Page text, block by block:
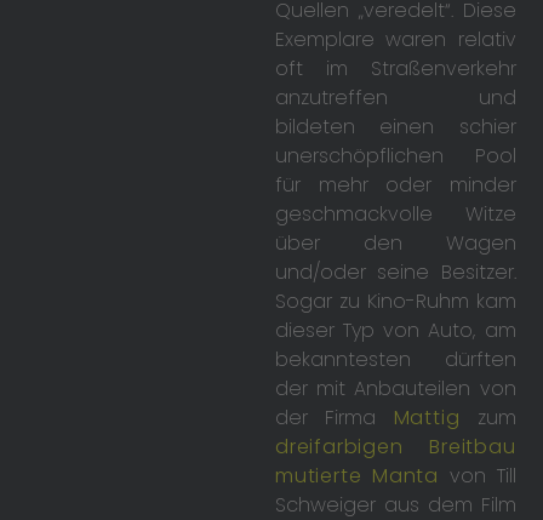
Quellen „veredelt“. Diese
Exemplare waren relativ
oft im Straßenverkehr
anzutreffen und
bildeten einen schier
unerschöpflichen Pool
für mehr oder minder
geschmackvolle Witze
über den Wagen
und/oder seine Besitzer.
Sogar zu Kino-Ruhm kam
dieser Typ von Auto, am
bekanntesten dürften
der mit Anbauteilen von
der Firma Mattig zum
dreifarbigen Breitbau
mutierte Manta von Till
Schweiger aus dem Film